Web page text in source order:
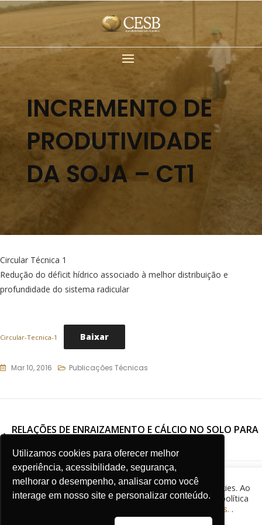
Utilizamos cookies para oferecer melhor
experiência, acessibilidade, segurança,
melhorar o desempenho, analisar como você
interage em nosso site e personalizar conteúdo.
INCREMENTO DE
PRODUTIVIDADE
DA SOJA – CT1
Circular Técnica 1
Redução do déficit hídrico associado à melhor distribuição e
profundidade do sistema radicular
Circular-Tecnica-1 Baixar
Mar 10, 2016 Publicações Técnicas
RELAÇÕES DE ENRAIZAMENTO E CÁLCIO NO SOLO PARA
INCREMENTO DE PRODUTIVIDADE DA SOJA – CT2
O site CESB - Comitê Estratégico Soja Brasil usa cookies. Ao
continuar sua navegação, você concorda com nossa política
Saiba mais sobre nossa Política de Cookies. .